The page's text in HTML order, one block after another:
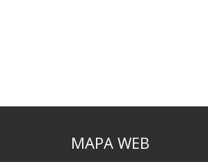
MAPA WEB